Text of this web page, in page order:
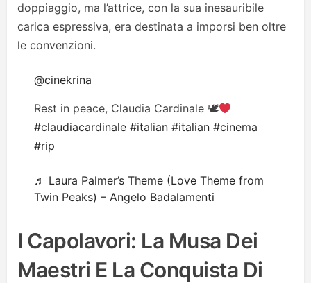
doppiaggio, ma l’attrice, con la sua inesauribile
carica espressiva, era destinata a imporsi ben oltre
le convenzioni.
@cinekrina
Rest in peace, Claudia Cardinale 🕊
#claudiacardinale #italian #italian #cinema
#rip
♬ Laura Palmer’s Theme (Love Theme from
Twin Peaks) – Angelo Badalamenti
I Capolavori: La Musa Dei
Maestri E La Conquista Di